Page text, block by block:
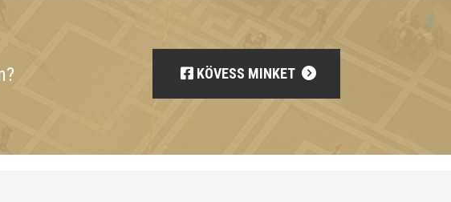
KÖVESS MINKET